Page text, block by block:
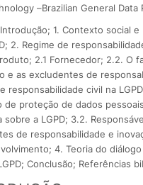
–Brazilian General Data
Introdução; 1. Contexto social e
2. Regime de
2.1 Fornecedor; 2.2. O
e as excludentes de
responsabilidade civil na
de proteção de dados
sobre a LGPD; 3.2.
de responsabilidade e
4. Teoria do
Conclusão; Referências